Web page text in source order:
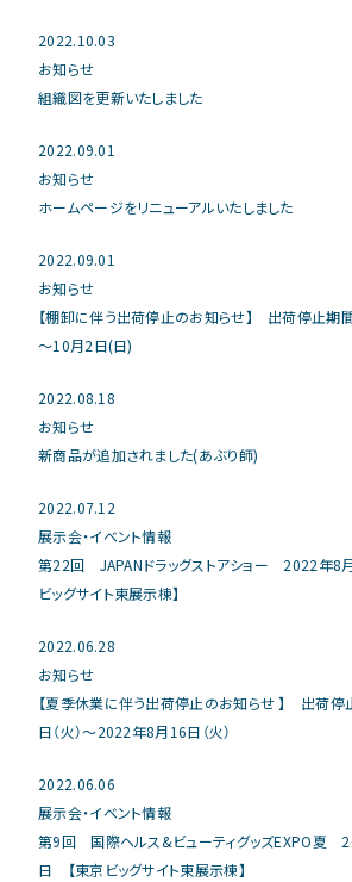
2022.10.03
お知らせ
組織図を更新いたしました
2022.09.01
お知らせ
ホームページをリニューアルいたしました
2022.09.01
お知らせ
【棚卸に伴う出荷停止のお知らせ】 出荷停止期
～10月2日(日)
2022.08.18
お知らせ
新商品が追加されました(あぶり師)
2022.07.12
展示会・イベント情報
第22回 JAPANドラッグストアショー 2022年8
ビッグサイト東展示棟】
2022.06.28
お知らせ
【夏季休業に伴う出荷停止のお知らせ 】 出荷
日（火）～2022年8月16日（火）
2022.06.06
展示会・イベント情報
第9回 国際ヘルス&ビューティグッズEXPO夏
日 【東京ビッグサイト東展示棟】